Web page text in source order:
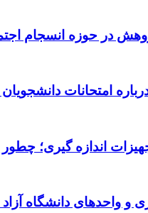
درباره امتحانات
اندازه گیری؛ چطور
و واحدهای دانشگاه